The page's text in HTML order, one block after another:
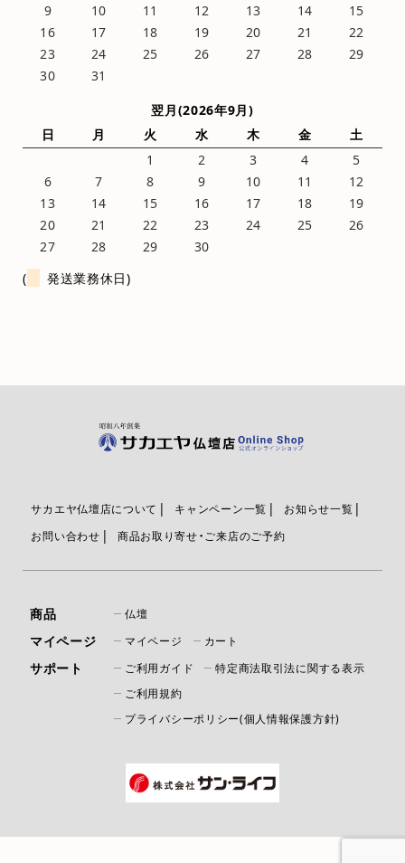
9
10 11 12 13 14
15
16
17 18 19 20 21
22
23
24 25 26 27 28
29
30
31
翌月(2026年9月)
日
月 火 水 木 金
土
1
2 3 4
5
6
7 8 9 10 11
12
13
14 15 16 17 18
19
20
21 22 23 24 25
26
27
28 29
30
(
発送業務休日)
サカエヤ仏壇店について キャンペーン一覧
お知らせ一覧
お問い合わせ
商品お取り寄せ・ご来店のご予約
商品 仏壇
マイページ マイページ カート
サポート ご利用ガイド
特定商法取引法に関する表示
ご利用規約
プライバシーポリシー(個人情報保護方針)